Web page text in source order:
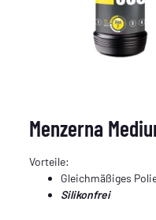
Menzerna
Vorteile:
Gleichmäßiges
Silikonfrei